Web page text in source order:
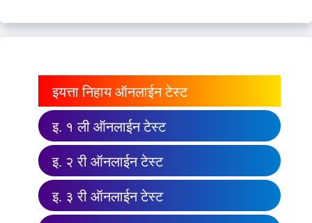
इयत्ता निहाय ऑनलाईन टेस्ट
इ. १ ली ऑनलाईन टेस्ट
इ. २ री ऑनलाईन टेस्ट
इ. ३ री ऑनलाईन टेस्ट